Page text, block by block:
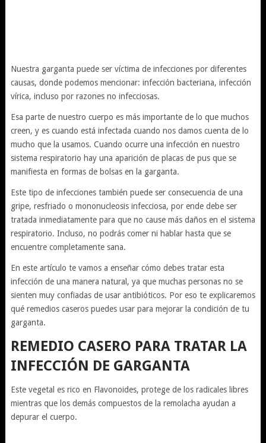
Nuestra garganta puede ser víctima de infecciones por diferentes
causas, donde podemos mencionar: infección bacteriana, infección
vírica, incluso por razones no infecciosas.
Esa parte de nuestro cuerpo es más importante de lo que muchos
creen, y es cuando está infectada cuando nos damos cuenta de lo
mucho que la usamos. Cuando ocurre una infección en nuestro
sistema respiratorio hay una aparición de placas de pus que se
manifiesta en formas de bolsas en la garganta.
Este tipo de infecciones también puede ser consecuencia de una
gripe, resfriado o mononucleosis infecciosa, por ende debe ser
tratada inmediatamente para que no cause más daños en el sistema
respiratorio. Incluso, no podrás comer ni hablar hasta que se
encuentre completamente sana.
En este artículo te vamos a enseñar cómo debes tratar esta
infección de una manera natural, ya que muchas personas no se
sienten muy confiadas de usar antibióticos. Por eso te explicaremos
qué remedios caseros puedes usar para mejorar la condición de tu
garganta.
REMEDIO CASERO PARA TRATAR LA
INFECCIÓN DE GARGANTA
Este vegetal es rico en Flavonoides, protege de los radicales libres
mientras que los demás compuestos de la remolacha ayudan a
depurar el cuerpo.